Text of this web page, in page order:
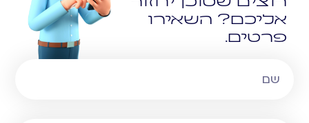
אליכם? השאירו
פרטים.